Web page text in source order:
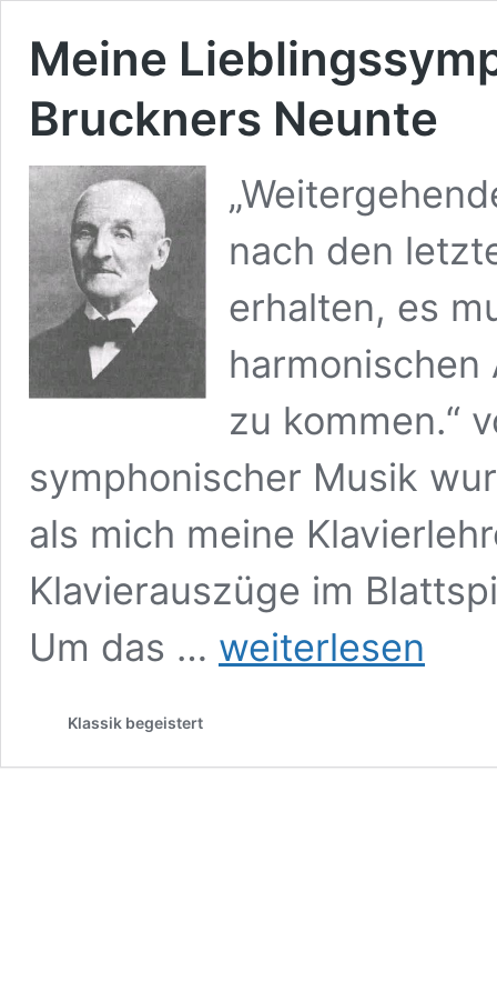
Meine
Bruckners Neunte
nach den
erhalten, es
harmonischen
zu kommen.“
symphonischer Musik
als mich meine
Klavierauszüge im
Um das …
Lieblingssymphonie
weiterlesen
Klassik begeistert